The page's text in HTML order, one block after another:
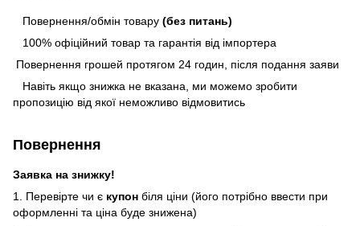
Повернення/обмін товару (без питань)
100% офіційний товар та гарантія від імпортера
Повернення грошей протягом 24 годин, після подання заяви
Навіть якщо знижка не вказана, ми можемо зробити
пропозицію від якої неможливо відмовитись
Повернення
Заявка на знижку!
1. Перевірте чи є купон біля ціни (його потрібно ввести при
оформленні та ціна буде знижена)